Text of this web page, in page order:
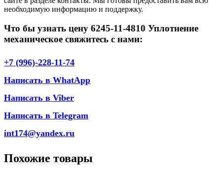
необходимую информацию и поддержку.
Что бы узнать цену 6245-11-4810 Уплотнение
механическое свяжитесь с нами:
+7 (996)-228-11-74
Написать в WhatApp
Написать в Viber
Написать в Telegram
int174@yandex.ru
Похожие товары